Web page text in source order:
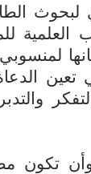
لبحوث
تعين
وأن تكون